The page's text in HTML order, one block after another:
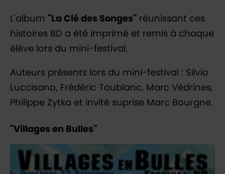
L'album "La Clé des Songes" réunissant ces
histoires BD a été imprimé et remis à chaque
élève lors du mini-festival.
Auteurs présents lors du mini-festival : Silvio
Luccisano, Frédéric Toublanc, Marc Védrines,
Philippe Zytka et invité suprise Marc Bourgne.
"Villages en Bulles"